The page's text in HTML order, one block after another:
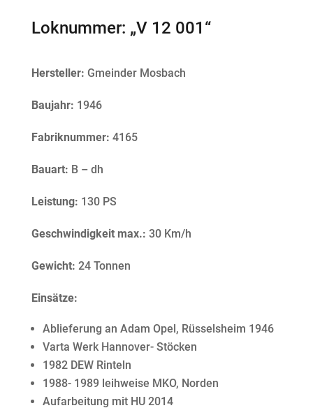
Loknummer: „V 12 001“
Hersteller: Gmeinder Mosbach
Baujahr: 1946
Fabriknummer: 4165
Bauart: B – dh
Leistung: 130 PS
Geschwindigkeit max.: 30 Km/h
Gewicht: 24 Tonnen
Einsätze:
Ablieferung an Adam Opel, Rüsselsheim 1946
Varta Werk Hannover- Stöcken
1982 DEW Rinteln
1988- 1989 leihweise MKO, Norden
Aufarbeitung mit HU 2014